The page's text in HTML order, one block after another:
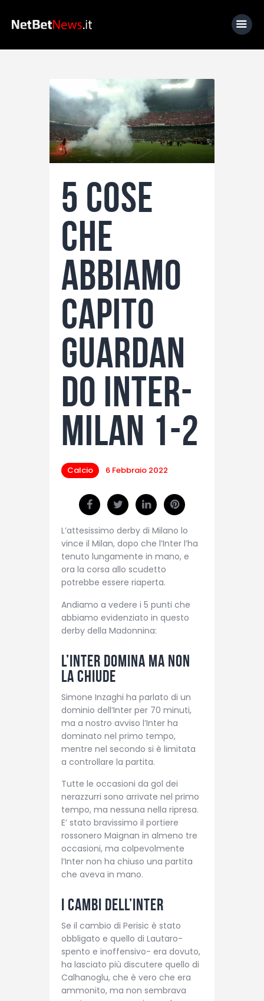
Home
News
Calcio
Basket
Lo Sapevi Che
Fantacalcio
I consigli di Giulia
Serie A
5 cose
che
abbiamo
capito
guardan
do Inter-
Milan 1-2
Calcio 6 Febbraio 2022
L’attesissimo derby di Milano lo
vince il Milan, dopo che l’Inter l’ha
tenuto lungamente in mano, e
ora la corsa allo scudetto
potrebbe essere riaperta.
Andiamo a vedere i 5 punti che
abbiamo evidenziato in questo
derby della Madonnina:
L’Inter domina ma non
la chiude
Simone Inzaghi ha parlato di un
dominio dell’Inter per 70 minuti,
ma a nostro avviso l’Inter ha
dominato nel primo tempo,
mentre nel secondo si è limitata
a controllare la partita.
Tutte le occasioni da gol dei
nerazzurri sono arrivate nel primo
tempo, ma nessuna nella ripresa.
E’ stato bravissimo il portiere
rossonero Maignan in almeno tre
occasioni, ma colpevolmente
l’Inter non ha chiuso una partita
che aveva in mano.
I cambi dell’Inter
Se il cambio di Perisic è stato
obbligato e quello di Lautaro-
spento e inoffensivo- era dovuto,
ha lasciato più discutere quello di
Calhanoglu, che è vero che era
ammonito, ma non sembrava